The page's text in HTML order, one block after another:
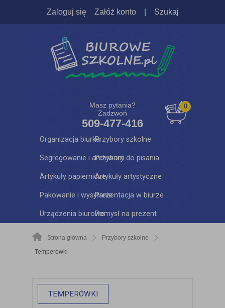
Zaloguj się Załóż konto Szukaj
Masz pytania?
Zadzwoń
509-477-416
0
Organizacja biurkaPrzybory szkolne
Segregowanie i archiwumPrzybory do pisania
Artykuły papierniczeArtykuły artystyczne
Pakowanie i wysyłaniePrezentacja w biurze
Urządzenia biurowePomysł na prezent
Strona główna
Przybory szkolne
Temperówki
TEMPERÓWKI